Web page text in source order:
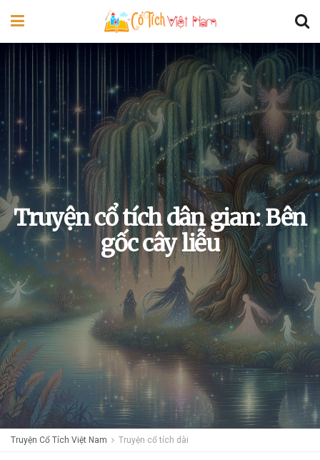
Truyện cổ tích dân gian: Bên
gốc cây liễu
Truyện Cổ Tích Việt Nam Truyện cổ tích dài